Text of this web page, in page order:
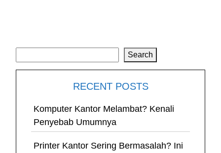
Search
RECENT POSTS
Komputer Kantor Melambat? Kenali
Penyebab Umumnya
Printer Kantor Sering Bermasalah? Ini